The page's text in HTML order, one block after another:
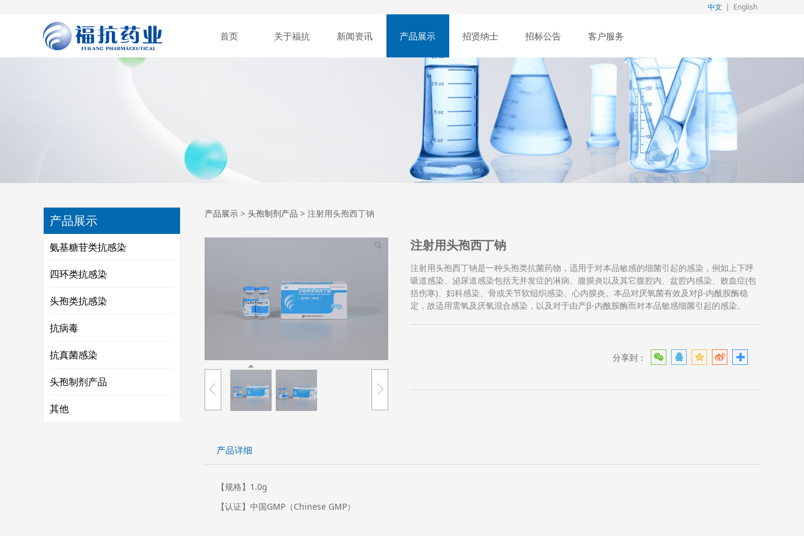
中文 | English
首页 关于福抗 新闻资讯 产品展示 招贤纳士 招标公告 客户服务
产品展示
氨基糖苷类抗感染
四环类抗感染
头孢类抗感染
抗病毒
抗真菌感染
头孢制剂产品
其他
注射用头孢西丁钠
产品展示 > 头孢制剂产品 > 注射用头孢西丁钠
注射用头孢西丁钠
注射用头孢西丁钠是一种头孢类抗菌药物，适用于对本品敏感的细菌引起的感染，例如上下呼
吸道感染、泌尿道感染包括无并发症的淋病、腹膜炎以及其它腹腔内、盆腔内感染、败血症(包
括伤寒)、妇科感染、骨或关节软组织感染、心内膜炎。本品对厌氧菌有效及对β-内酰胺酶稳
定，故适用需氧及厌氧混合感染，以及对于由产β-内酰胺酶而对本品敏感细菌引起的感染。
分享到：
产品详细
【规格】1.0g
【认证】中国GMP（Chinese GMP）